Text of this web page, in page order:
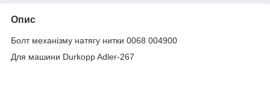
Опис
Болт механізму натягу нитки 0068 004900
Для машини Durkopp Adler-267